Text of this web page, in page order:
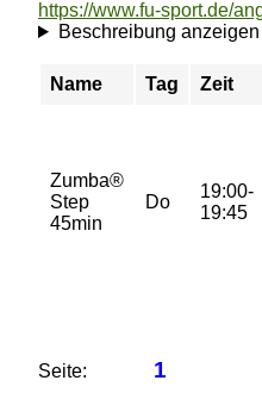
Beschreibung anzeigen
Name Tag Zeit
Zumba®
Step
45min
Do
19:00-
19:45
Seite: 1